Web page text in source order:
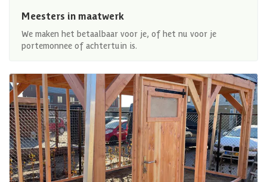
Meesters in maatwerk
We maken het betaalbaar voor je, of het nu voor je
portemonnee of achtertuin is.